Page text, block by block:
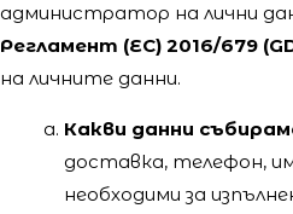
администратор на лични
Регламент (ЕС) 2016/679
на личните данни.
Какви данни
доставка, телефон,
необходими за